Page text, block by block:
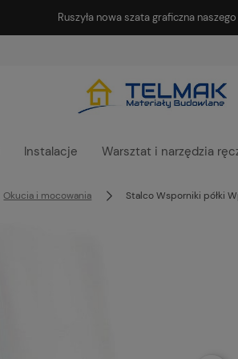
Ruszyła nowa szata graficzna
Instalacje Warsztat i narzędzia
Okucia i mocowania Stalco Wsporniki półki